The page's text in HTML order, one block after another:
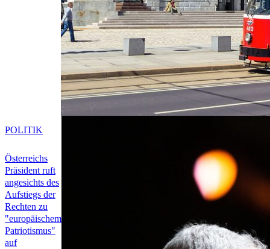
Österreichs
Präsident ruft
angesichts des
Aufstiegs der
Rechten zu
"europäischem
Patriotismus"
auf
POLITIK